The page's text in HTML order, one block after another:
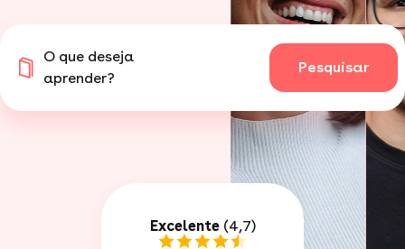
O que deseja
aprender?
Pesquisar
Excelente(4,7)